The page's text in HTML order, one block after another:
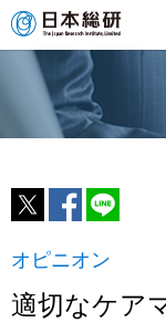
オピニオン
適切なケア